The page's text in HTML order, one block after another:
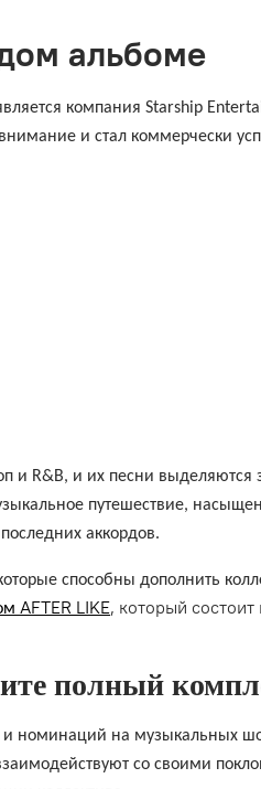
альбоме
компания Starship
и стал коммерчески
и R&B, и их песни
путешествие,
аккордов.
способны дополнить
AFTER LIKE, который
полный
номинаций на музыкальных
со своими